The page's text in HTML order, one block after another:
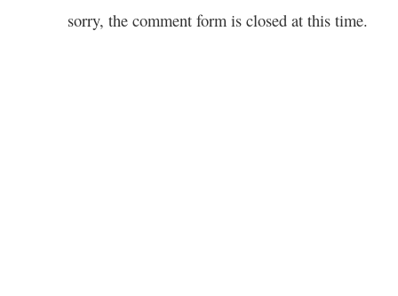
1.20
sorry, the comment form is closed at this time.